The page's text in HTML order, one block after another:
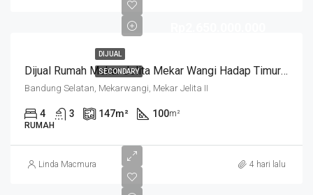
DIJUAL
SECONDARY Dijual Rumah Mekar Jelita Mekar Wangi Hadap Timur Harga Di Bawah 3 M
Bandung Selatan, Mekarwangi, Mekar Jelita II
4 3 147m² 100m²
RUMAH
Linda Macmura 4 hari lalu